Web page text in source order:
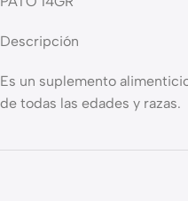
Descripción
Es un suplemento
de todas las edades y razas.